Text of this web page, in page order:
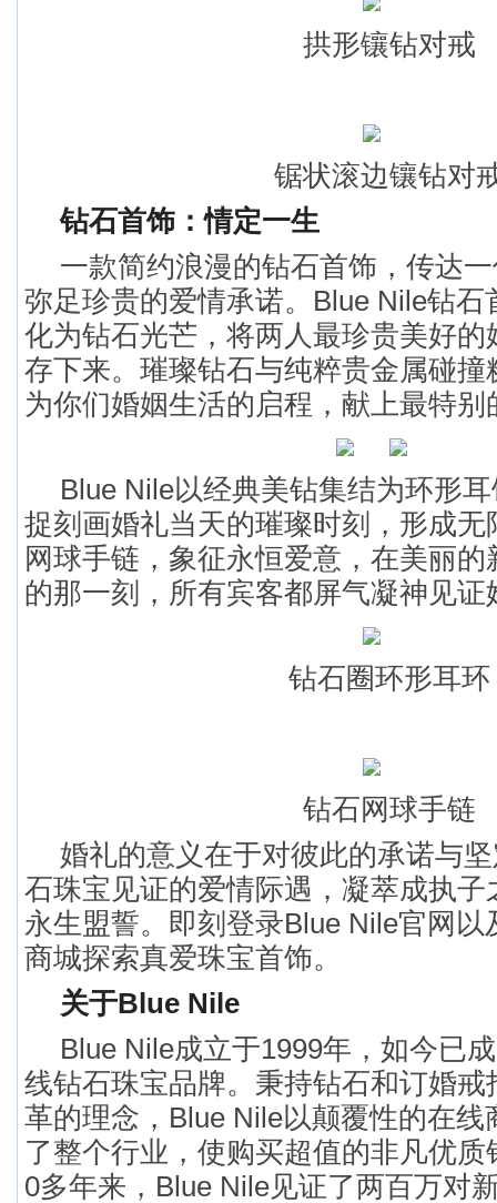
拱形镶钻对戒
锯状滚边镶钻对
钻石首饰：情定一生
一款简约浪漫的钻石首饰，传达
弥足珍贵的爱情承诺。Blue Nile钻石
化为钻石光芒，将两人最珍贵美好的
存下来。璀璨钻石与纯粹贵金属碰撞
为你们婚姻生活的启程，献上最特别
Blue Nile以经典美钻集结为环形
捉刻画婚礼当天的璀璨时刻，形成无
网球手链，象征永恒爱意，在美丽
的那一刻，所有宾客都屏气凝神见证
钻石圈环形耳环
钻石网球手链
婚礼的意义在于对彼此的承诺与
石珠宝见证的爱情际遇，凝萃成执子
永生盟誓。即刻登录Blue Nile官网以
商城探索真爱珠宝首饰。
关于Blue Nile
Blue Nile成立于1999年，如今已
线钻石珠宝品牌。秉持钻石和订婚戒
革的理念，Blue Nile以颠覆性的在线
了整个行业，使购买超值的非凡优质
0多年来，Blue Nile见证了两百万对